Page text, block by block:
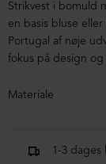
Strikvest i bomuld
en basis bluse
Portugal af nøje
fokus på design og
Materiale
1-3 dages